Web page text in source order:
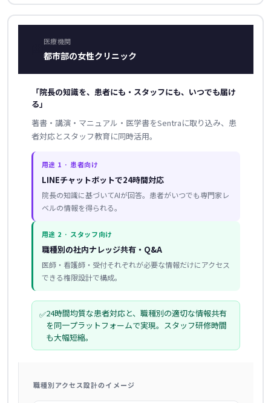
医療機関
都市部の女性クリニック
「院長の知識を、患者にも・スタッフにも、いつでも届け
る」
著書・講演・マニュアル・医学書をSentraに取り込み、患
者対応とスタッフ教育に同時活用。
用途 1 · 患者向け
LINEチャットボットで24時間対応
院長の知識に基づいてAIが回答。患者がいつでも専門家レ
ベルの情報を得られる。
用途 2 · スタッフ向け
職種別の社内ナレッジ共有・Q&A
医師・看護師・受付それぞれが必要な情報だけにアクセス
できる権限設計で構成。
✅24時間均質な患者対応と、職種別の適切な情報共有
を同一プラットフォームで実現。スタッフ研修時間
も大幅短縮。
職種別アクセス設計のイメージ